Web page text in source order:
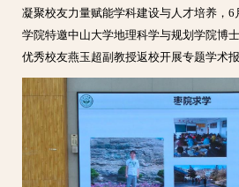
凝聚校友力量赋能学科建设与人才培养，6
学院特邀中山大学地理科学与规划学院博
优秀校友燕玉超副教授返校开展专题学术报